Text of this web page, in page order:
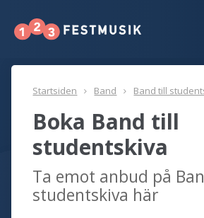
Startsiden Band Band till
Boka Band till
studentskiva
Ta emot anbud på
studentskiva här